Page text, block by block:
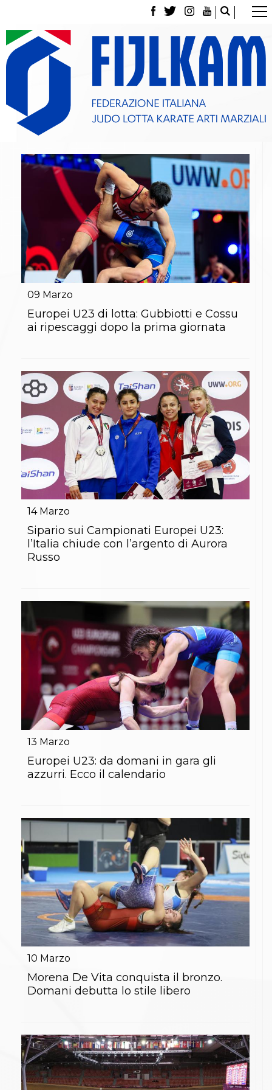
La Federazione
Tesseramento
Contatti
Norme e modulistica Affiliazioni e Tesseramenti
Classifica Società Sportive con più di 100 atleti
tesserati
Gare e Risultati
Archivio eventi
Dove siamo
Media
Partners
Trasparenza
Judo
La disciplina
News
Attività Didattica
Gare e Risultati
Albi Federali
Lotta
La disciplina
News
Albi Federali
Karate
La disciplina
News
Gare e Risultati
Attività Didattica
Albi Federali
Arti marziali
Aikido
Ju Jitsu
Sumo
BJJ
Pancrazio/Pankration
S'istrumpa
La disciplina
News
Merchandising
Mappa del sito
Cerca
Contatti
News
Cookies Accept
Newsletter
Catalogo formativo
Webinar
Corsi FIJLKAM-FISDIR
Corsi Preparatore Fisico
Abilitazioni
Sportello Fiscale
News
Modulistica
FAQ
Quesiti fiscali
Sostenibilità
Documenti
09 Marzo
Europei U23 di lotta: Gubbiotti e Cossu
ai ripescaggi dopo la prima giornata
14 Marzo
Sipario sui Campionati Europei U23:
l’Italia chiude con l’argento di Aurora
Russo
13 Marzo
Europei U23: da domani in gara gli
azzurri. Ecco il calendario
10 Marzo
Morena De Vita conquista il bronzo.
Domani debutta lo stile libero